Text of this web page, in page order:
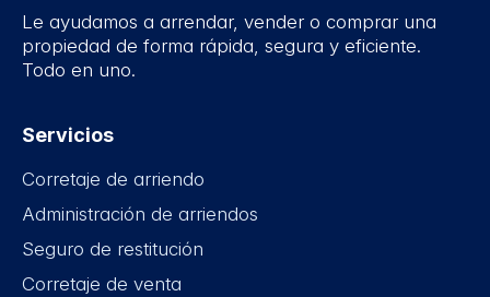
Le ayudamos a arrendar, vender o comprar una
propiedad de forma rápida, segura y eficiente.
Todo en uno.
Servicios
Corretaje de arriendo
Administración de arriendos
Seguro de restitución
Corretaje de venta